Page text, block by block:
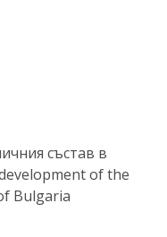
състав в
of the
Bulgaria